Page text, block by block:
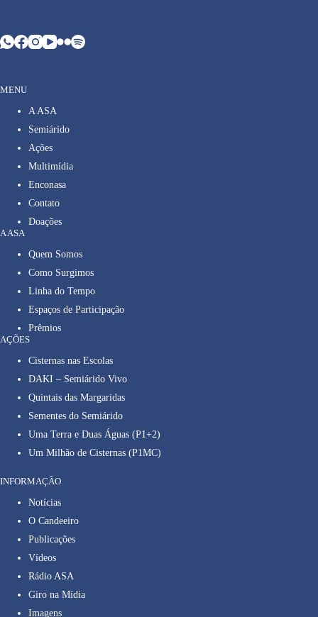
MENU
A ASA
Semiárido
Ações
Multimídia
Enconasa
Contato
Doações
A ASA
Quem Somos
Como Surgimos
Linha do Tempo
Espaços de Participação
Prêmios
AÇÕES
Cisternas nas Escolas
DAKI – Semiárido Vivo
Quintais das Margaridas
Sementes do Semiárido
Uma Terra e Duas Águas (P1+2)
Um Milhão de Cisternas (P1MC)
INFORMAÇÃO
Notícias
O Candeeiro
Publicações
Vídeos
Rádio ASA
Giro na Mídia
Imagens